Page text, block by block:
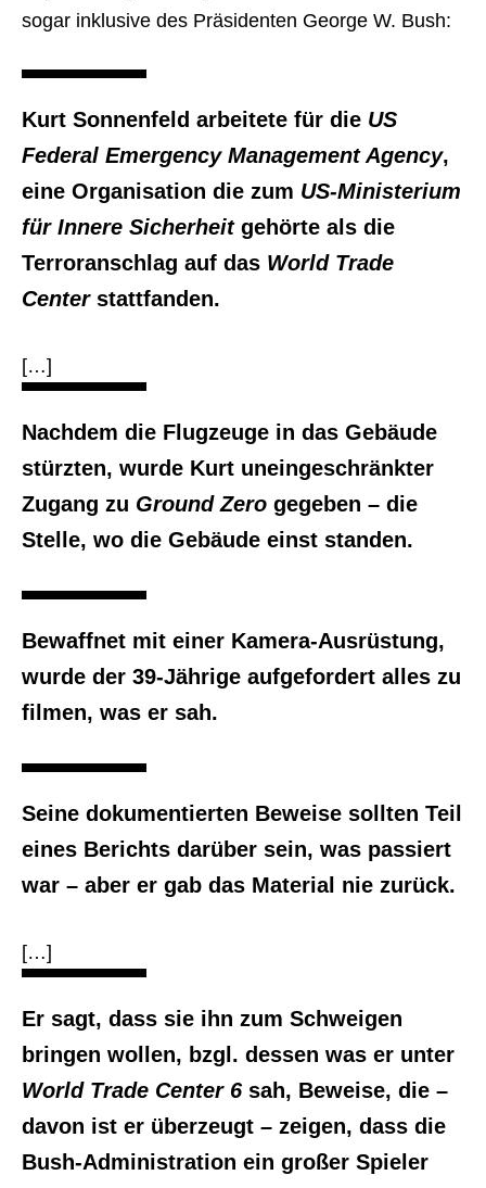
sogar inklusive des Präsidenten George W. Bush:
Kurt Sonnenfeld arbeitete für die US
Federal Emergency Management Agency,
eine Organisation die zum US-Ministerium
für Innere Sicherheitgehörte als die
Terroranschlag auf das World Trade
Centerstattfanden.
[…]
Nachdem die Flugzeuge in das Gebäude
stürzten, wurde Kurt uneingeschränkter
Zugang zu Ground Zero gegeben – die
Stelle, wo die Gebäude einst standen.
Bewaffnet mit einer Kamera-Ausrüstung,
wurde der 39-Jährige aufgefordert alles zu
filmen, was er sah.
Seine dokumentierten Beweise sollten Teil
eines Berichts darüber sein, was passiert
war – aber er gab das Material nie zurück.
[…]
Er sagt, dass sie ihn zum Schweigen
bringen wollen, bzgl. dessen was er unter
World Trade Center 6 sah, Beweise, die –
davon ist er überzeugt – zeigen, dass die
Bush-Administration ein großer Spieler